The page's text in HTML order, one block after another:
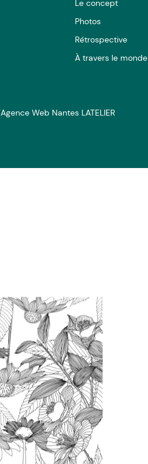
Le concept
Photos
Rétrospective
À travers le monde
Web Nantes LATELIER